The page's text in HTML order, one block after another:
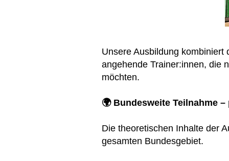
Unsere Ausbildung
angehende Trainer:innen, die
möchten.
🌍 Bundesweite Teilnahme
Die theoretischen Inhalte der
gesamten Bundesgebiet.